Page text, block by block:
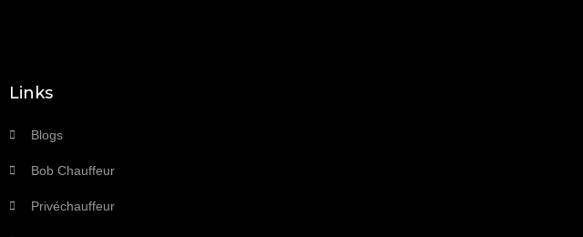
Links
Blogs
Bob Chauffeur
Privéchauffeur